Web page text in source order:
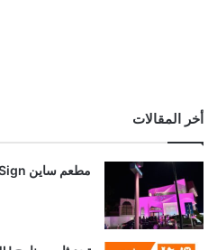
أخر المقالات
مطعم ساين Sign بجدة (المنيو والأسعار) 2024